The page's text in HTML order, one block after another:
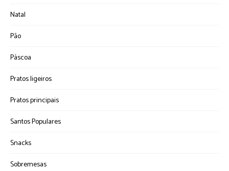
Natal
Pão
Páscoa
Pratos ligeiros
Pratos principais
Santos Populares
Snacks
Sobremesas